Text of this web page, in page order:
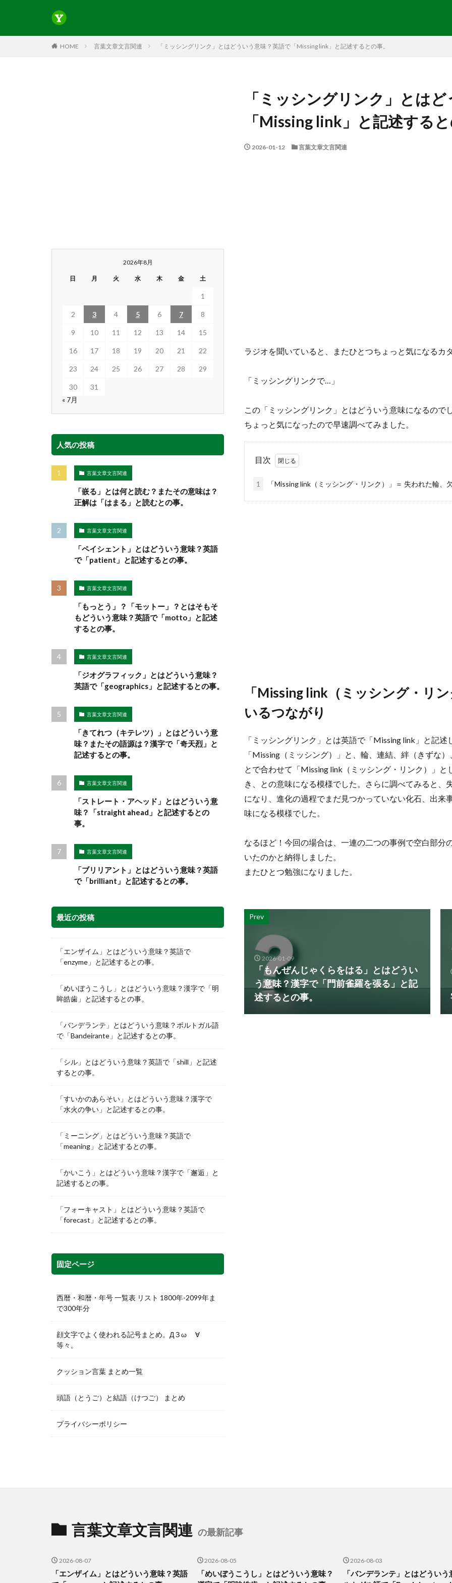
HOME 言葉文章文言関連 「ミッシングリンク」とはどういう意味？英語で「Missing link」と記述するとの事。
「ミッシングリンク」とは
「Missing link」と記述すると
2026-01-12 言葉文章文言関連
ラジオを聞いていると、またひとつちょっと気になるカ
「ミッシングリンクで…」
この「ミッシングリンク」とはどういう意味になるので
ちょっと気になったので早速調べてみました。
目次
1 「Missing link（ミッシング・リンク）」＝ 失われた輪、
「Missing link（ミッシング・リ
いるつながり
「ミッシングリンク」とは英語で「Missing link」と記
「Missing（ミッシング）」と、輪、連結、絆（きずな
とで合わせて「Missing link（ミッシング・リンク）」
き、との意味になる模様でした。さらに調べてみると、
になり、進化の過程でまだ見つかっていない化石、出
味になる模様でした。
なるほど！今回の場合は、一連の二つの事例で空白部分
いたのかと納得しました。
またひとつ勉強になりました。
Prev
2026-01-09
「もんぜんじゃくらをはる」とはどうい
う意味？漢字で「門前雀羅を張る」と記
述するとの事。
2026年8月
日 月 火 水 木 金 土
1
2 3 4 5 6 7 8
9 10 11 12 13 14 15
16 17 18 19 20 21 22
23 24 25 26 27 28 29
30
31
« 7月
人気の投稿
言葉文章文言関連
「嵌る」とは何と読む？またその意味は？
正解は「はまる」と読むとの事。
言葉文章文言関連
「ペイシェント」とはどういう意味？英語
で「patient」と記述するとの事。
言葉文章文言関連
「もっとう」？「モットー」？とはそもそ
もどういう意味？英語で「motto」と記述
するとの事。
言葉文章文言関連
「ジオグラフィック」とはどういう意味？
英語で「geographics」と記述するとの事。
言葉文章文言関連
「きてれつ（キテレツ）」とはどういう意
味？またその語源は？漢字で「奇天烈」と
記述するとの事。
言葉文章文言関連
「ストレート・アヘッド」とはどういう意
味？「straight ahead」と記述するとの
事。
言葉文章文言関連
「ブリリアント」とはどういう意味？英語
で「brilliant」と記述するとの事。
最近の投稿
「エンザイム」とはどういう意味？英語で
「enzyme」と記述するとの事。
「めいぼうこうし」とはどういう意味？漢字で「明
眸皓歯」と記述するとの事。
「バンデランテ」とはどういう意味？ポルトガル語
で「Bandeirante」と記述するとの事。
「シル」とはどういう意味？英語で「shill」と記述
するとの事。
「すいかのあらそい」とはどういう意味？漢字で
「水火の争い」と記述するとの事。
「ミーニング」とはどういう意味？英語で
「meaning」と記述するとの事。
「かいこう」とはどういう意味？漢字で「邂逅」と
記述するとの事。
「フォーキャスト」とはどういう意味？英語で
「forecast」と記述するとの事。
固定ページ
西暦・和暦・年号 一覧表 リスト 1800年-2099年ま
で300年分
顔文字でよく使われる記号まとめ。Д З ω ゞ∀
等々。
クッション言葉 まとめ一覧
頭語（とうご）と結語（けつご） まとめ
プライバシーポリシー
言葉文章文言関連 の最新記事
2026-08-07
「エンザイム」とはどういう意味？英語
2026-08-05
「めいぼうこうし」とはどういう意味？
2026-08-03
「バンデランテ」とはどういう